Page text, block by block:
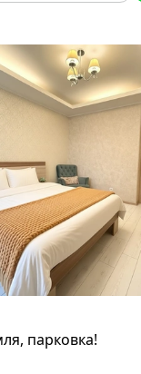
парковка!